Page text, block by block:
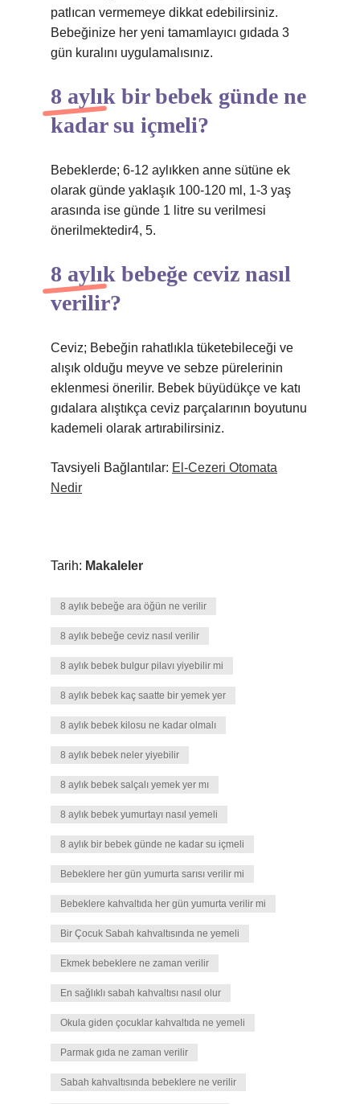
patlıcan vermemeye dikkat edebilirsiniz.
Bebeğinize her yeni tamamlayıcı gıdada 3
gün kuralını uygulamalısınız.
8 aylık bir bebek günde ne
kadar su içmeli?
Bebeklerde; 6-12 aylıkken anne sütüne ek
olarak günde yaklaşık 100-120 ml, 1-3 yaş
arasında ise günde 1 litre su verilmesi
önerilmektedir4, 5.
8 aylık bebeğe ceviz nasıl
verilir?
Ceviz; Bebeğin rahatlıkla tüketebileceği ve
alışık olduğu meyve ve sebze pürelerinin
eklenmesi önerilir. Bebek büyüdükçe ve katı
gıdalara alıştıkça ceviz parçalarının boyutunu
kademeli olarak artırabilirsiniz.
Tavsiyeli Bağlantılar: El-Cezeri Otomata
Nedir
Tarih: Makaleler
8 aylık bebeğe ara öğün ne verilir
8 aylık bebeğe ceviz nasıl verilir
8 aylık bebek bulgur pilavı yiyebilir mi
8 aylık bebek kaç saatte bir yemek yer
8 aylık bebek kilosu ne kadar olmalı
8 aylık bebek neler yiyebilir
8 aylık bebek salçalı yemek yer mı
8 aylık bebek yumurtayı nasıl yemeli
8 aylık bir bebek günde ne kadar su içmeli
Bebeklere her gün yumurta sarısı verilir mi
Bebeklere kahvaltıda her gün yumurta verilir mi
Bir Çocuk Sabah kahvaltısında ne yemeli
Ekmek bebeklere ne zaman verilir
En sağlıklı sabah kahvaltısı nasıl olur
Okula giden çocuklar kahvaltıda ne yemeli
Parmak gıda ne zaman verilir
Sabah kahvaltısında bebeklere ne verilir